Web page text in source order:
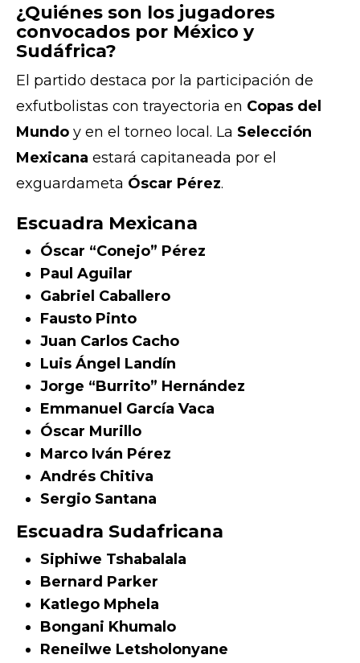
¿Quiénes son los jugadores
convocados por México y
Sudáfrica?
El partido destaca por la participación de
exfutbolistas con trayectoria en Copas del
Mundo y en el torneo local. La Selección
Mexicana estará capitaneada por el
exguardameta Óscar Pérez.
Escuadra Mexicana
Óscar “Conejo” Pérez
Paul Aguilar
Gabriel Caballero
Fausto Pinto
Juan Carlos Cacho
Luis Ángel Landín
Jorge “Burrito” Hernández
Emmanuel García Vaca
Óscar Murillo
Marco Iván Pérez
Andrés Chitiva
Sergio Santana
Escuadra Sudafricana
Siphiwe Tshabalala
Bernard Parker
Katlego Mphela
Bongani Khumalo
Reneilwe Letsholonyane